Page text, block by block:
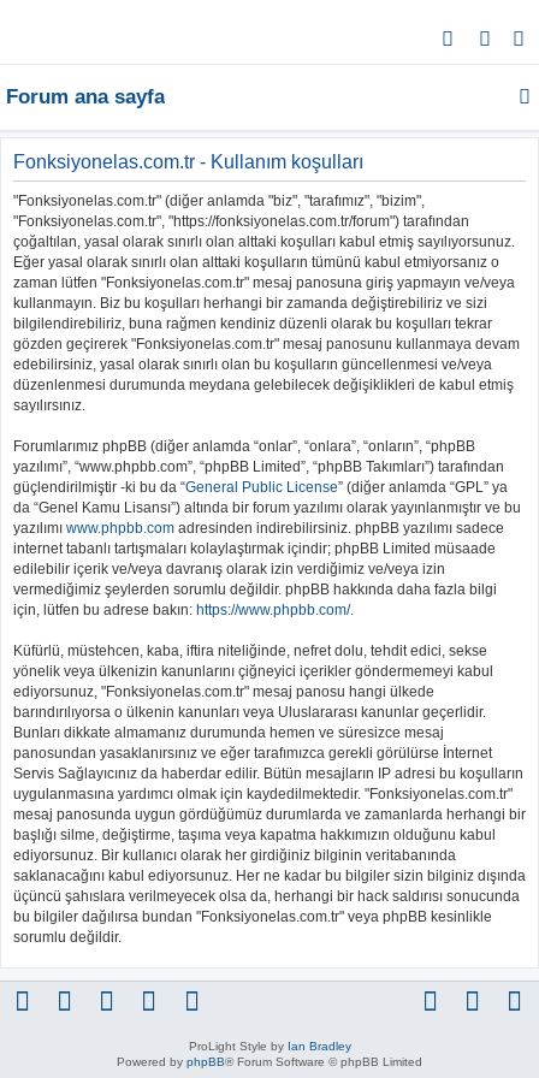
r
Forum ana sayfa
Fonksiyonelas.com.tr - Kullanım koşulları
"Fonksiyonelas.com.tr" (diğer anlamda "biz", "tarafımız", "bizim",
"Fonksiyonelas.com.tr", "https://fonksiyonelas.com.tr/forum") tarafından
çoğaltılan, yasal olarak sınırlı olan alttaki koşulları kabul etmiş sayılıyorsunuz.
Eğer yasal olarak sınırlı olan alttaki koşulların tümünü kabul etmiyorsanız o
zaman lütfen "Fonksiyonelas.com.tr" mesaj panosuna giriş yapmayın ve/veya
kullanmayın. Biz bu koşulları herhangi bir zamanda değiştirebiliriz ve sizi
bilgilendirebiliriz, buna rağmen kendiniz düzenli olarak bu koşulları tekrar
gözden geçirerek "Fonksiyonelas.com.tr" mesaj panosunu kullanmaya devam
edebilirsiniz, yasal olarak sınırlı olan bu koşulların güncellenmesi ve/veya
düzenlenmesi durumunda meydana gelebilecek değişiklikleri de kabul etmiş
sayılırsınız.
Forumlarımız phpBB (diğer anlamda “onlar”, “onlara”, “onların”, “phpBB
yazılımı”, “www.phpbb.com”, “phpBB Limited”, “phpBB Takımları”) tarafından
güçlendirilmiştir -ki bu da “General Public License” (diğer anlamda “GPL” ya
da “Genel Kamu Lisansı”) altında bir forum yazılımı olarak yayınlanmıştır ve bu
yazılımı www.phpbb.com adresinden indirebilirsiniz. phpBB yazılımı sadece
internet tabanlı tartışmaları kolaylaştırmak içindir; phpBB Limited müsaade
edilebilir içerik ve/veya davranış olarak izin verdiğimiz ve/veya izin
vermediğimiz şeylerden sorumlu değildir. phpBB hakkında daha fazla bilgi
için, lütfen bu adrese bakın: https://www.phpbb.com/.
Küfürlü, müstehcen, kaba, iftira niteliğinde, nefret dolu, tehdit edici, sekse
yönelik veya ülkenizin kanunlarını çiğneyici içerikler göndermemeyi kabul
ediyorsunuz, "Fonksiyonelas.com.tr" mesaj panosu hangi ülkede
barındırılıyorsa o ülkenin kanunları veya Uluslararası kanunlar geçerlidir.
Bunları dikkate almamanız durumunda hemen ve süresizce mesaj
panosundan yasaklanırsınız ve eğer tarafımızca gerekli görülürse İnternet
Servis Sağlayıcınız da haberdar edilir. Bütün mesajların IP adresi bu koşulların
uygulanmasına yardımcı olmak için kaydedilmektedir. "Fonksiyonelas.com.tr"
mesaj panosunda uygun gördüğümüz durumlarda ve zamanlarda herhangi bir
başlığı silme, değiştirme, taşıma veya kapatma hakkımızın olduğunu kabul
ediyorsunuz. Bir kullanıcı olarak her girdiğiniz bilginin veritabanında
saklanacağını kabul ediyorsunuz. Her ne kadar bu bilgiler sizin bilginiz dışında
üçüncü şahıslara verilmeyecek olsa da, herhangi bir hack saldırısı sonucunda
bu bilgiler dağılırsa bundan "Fonksiyonelas.com.tr" veya phpBB kesinlikle
sorumlu değildir.
ProLight Style by Ian Bradley
Powered by phpBB® Forum Software © phpBB Limited